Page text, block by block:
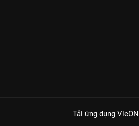
Tải ứng dụng VieON